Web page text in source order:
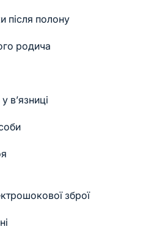
після полону
родича
в’язниці
зброї